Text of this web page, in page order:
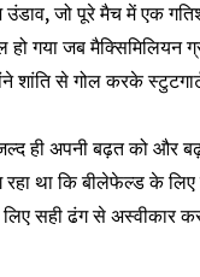
जो पूरे मैच में एक
जब मैक्सिमिलियन
से गोल करके
अपनी बढ़त को और
था कि बीलेफेल्ड के लिए
ढंग से अस्वीकार कर